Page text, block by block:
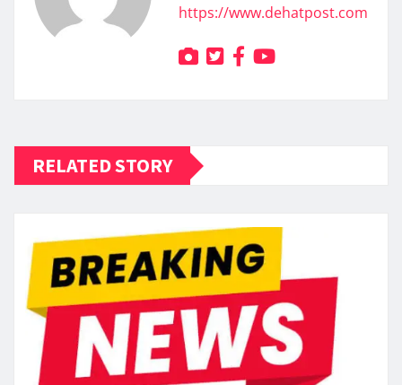
https://www.dehatpost.com
RELATED STORY